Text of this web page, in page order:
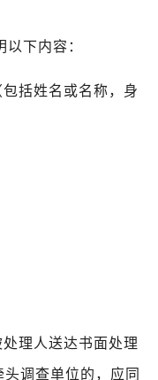
下内容：
包括姓名或名称，身
理人送达书面处理
调查单位的，应同